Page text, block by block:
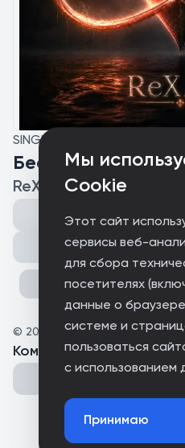
Мы
Cookie
Этот сайт
сервисы веб-
для сбора
посетителях
данные о
системе и
пользоваться
с использованием
Принимаю
SINGLE
Бесконечно
ReXAIT
© 2026 Astral
Комментарии(0 )